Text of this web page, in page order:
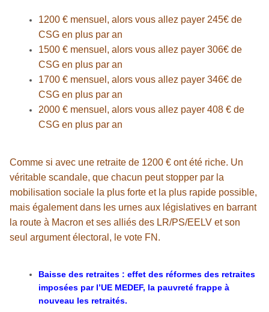
1200 € mensuel, alors vous allez payer 245€ de
CSG en plus par an
1500 € mensuel, alors vous allez payer 306€ de
CSG en plus par an
1700 € mensuel, alors vous allez payer 346€ de
CSG en plus par an
2000 € mensuel, alors vous allez payer 408 € de
CSG en plus par an
Comme si avec une retraite de 1200 € ont été riche. Un
véritable scandale, que chacun peut stopper par la
mobilisation sociale la plus forte et la plus rapide possible,
mais également dans les urnes aux législatives en barrant
la route à Macron et ses alliés des LR/PS/EELV et son
seul argument électoral, le vote FN.
Baisse des retraites : effet des réformes des retraites
imposées par l’UE MEDEF, la pauvreté frappe à
nouveau les retraités.